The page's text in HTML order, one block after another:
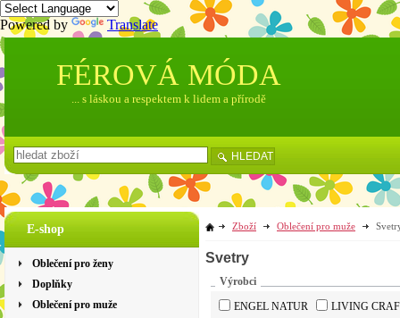
Powered by Translate
E-shop
Oblečení pro ženy
Doplňky
Oblečení pro muže
Zboží Oblečení pro muže
Svetry
Výrobci
ENGEL NATUR
LIVING
FÉROVÁ MÓDA
... s láskou a respektem k lidem a přírodě
HLEDAT